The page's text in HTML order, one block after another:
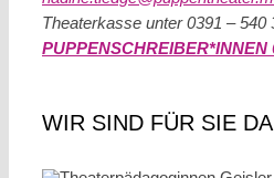
Theaterkasse unter 0391 – 540
PUPPENSCHREIBER*INNEN
WIR SIND FÜR SIE DA